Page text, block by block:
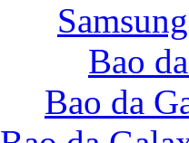
Nắp lưng Samsung
Bao
Bao da